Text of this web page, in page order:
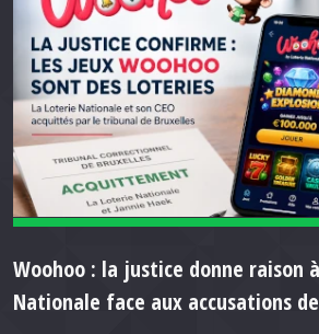
Woohoo : la justice donne raison
Nationale face aux accusations